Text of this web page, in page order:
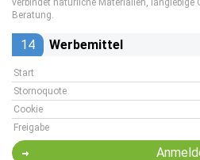
verbindet natürliche Materialien, langlebige
Beratung.
14 Werbemittel
Start
Stornoquote
Cookie
Freigabe